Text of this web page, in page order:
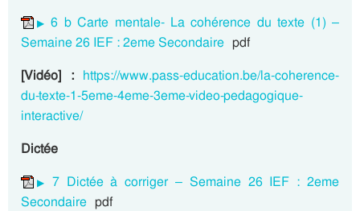
6 b Carte mentale- La cohérence du texte (1) –
Semaine 26 IEF : 2eme Secondaire pdf
[Vidéo] : https://www.pass-education.be/la-coherence-
du-texte-1-5eme-4eme-3eme-video-pedagogique-
interactive/
Dictée
7 Dictée à corriger – Semaine 26 IEF : 2eme
Secondaire pdf